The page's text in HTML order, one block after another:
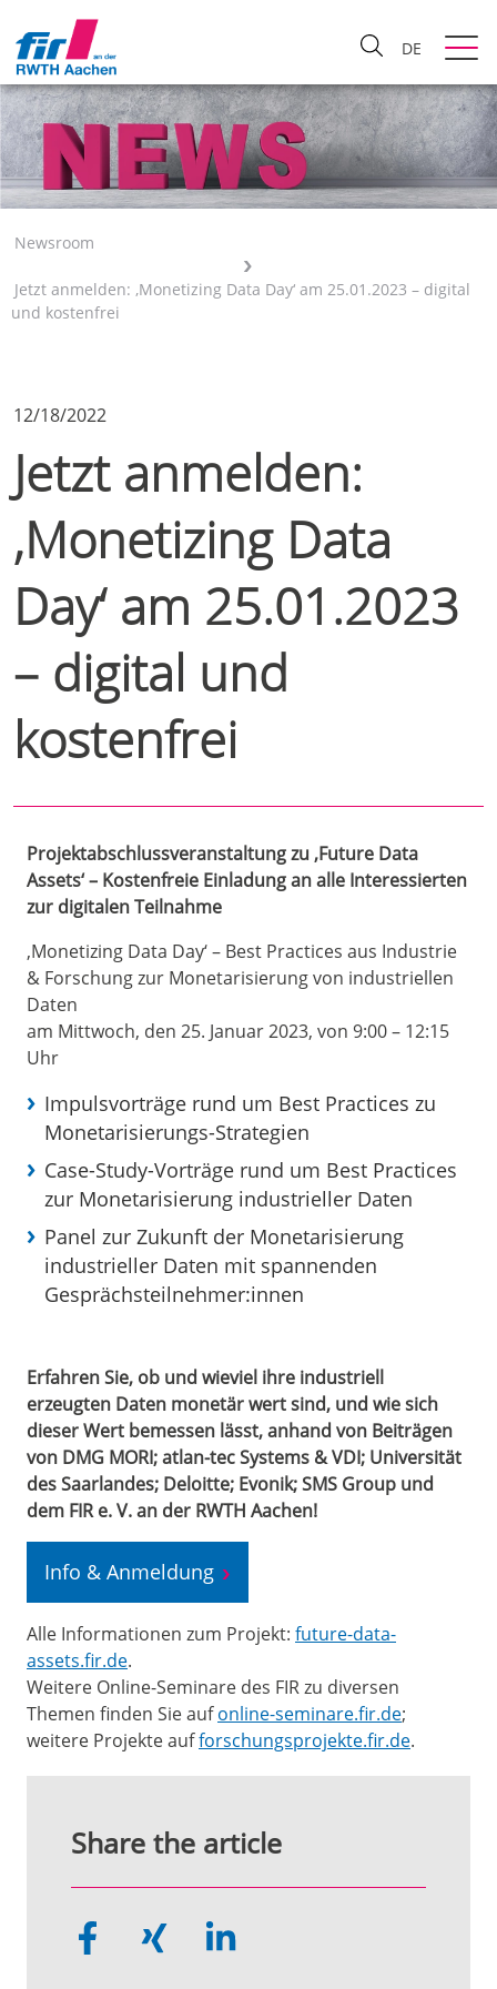
DE
Newsroom
Jetzt anmelden: ‚Monetizing Data Day‘ am 25.01.2023 – digital
und kostenfrei
12/18/2022
Jetzt anmelden:
‚Monetizing Data
Day‘ am 25.01.2023
– digital und
kostenfrei
Projektabschlussveranstaltung zu ‚Future Data
Assets‘ – Kostenfreie Einladung an alle Interessierten
zur digitalen Teilnahme
‚Monetizing Data Day‘ – Best Practices aus Industrie
& Forschung zur Monetarisierung von industriellen
Daten
am Mittwoch, den 25. Januar 2023, von 9:00 – 12:15
Uhr
Impulsvorträge rund um Best Practices zu
Monetarisierungs-Strategien
Case-Study-Vorträge rund um Best Practices
zur Monetarisierung industrieller Daten
Panel zur Zukunft der Monetarisierung
industrieller Daten mit spannenden
Gesprächsteilnehmer:innen
Erfahren Sie, ob und wieviel ihre industriell
erzeugten Daten monetär wert sind, und wie sich
dieser Wert bemessen lässt, anhand von Beiträgen
von DMG MORI; atlan-tec Systems & VDI; Universität
des Saarlandes; Deloitte; Evonik; SMS Group und
dem FIR e. V. an der RWTH Aachen!
Info & Anmeldung
Alle Informationen zum Projekt: future-data-
assets.fir.de.
Weitere Online-Seminare des FIR zu diversen
Themen finden Sie aufonline-seminare.fir.de;
weitere Projekte aufforschungsprojekte.fir.de.
Share the article